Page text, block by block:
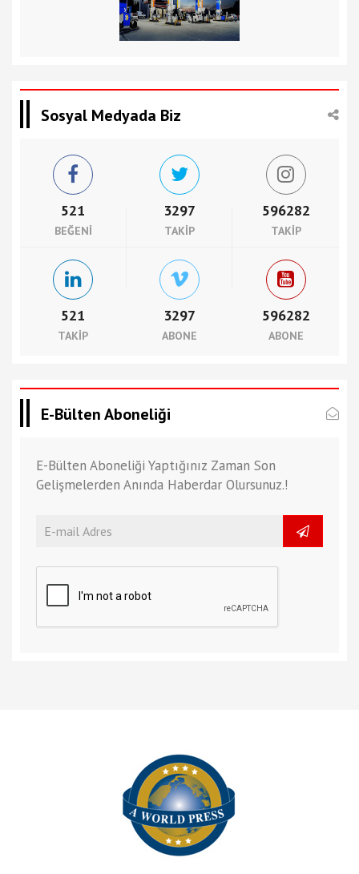
Sosyal Medyada Biz
521
BEĞENI
3297
TAKIP
596282
TAKIP
521
TAKIP
3297
ABONE
596282
ABONE
E-Bülten Aboneliği
E-Bülten Aboneliği Yaptığınız Zaman Son
Gelişmelerden Anında Haberdar Olursunuz.!